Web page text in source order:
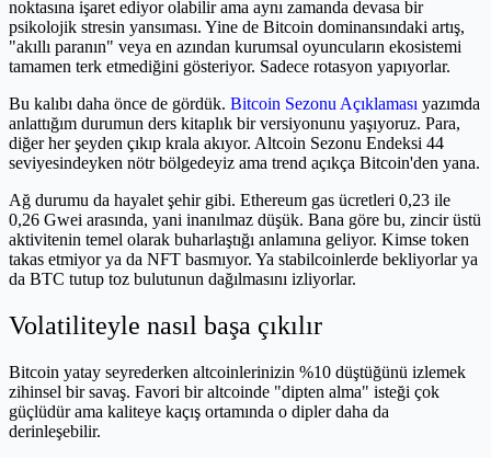
noktasına işaret ediyor olabilir ama aynı zamanda devasa bir
psikolojik stresin yansıması. Yine de Bitcoin dominansındaki artış,
"akıllı paranın" veya en azından kurumsal oyuncuların ekosistemi
tamamen terk etmediğini gösteriyor. Sadece rotasyon yapıyorlar.
Bu kalıbı daha önce de gördük. Bitcoin Sezonu Açıklaması yazımda
anlattığım durumun ders kitaplık bir versiyonunu yaşıyoruz. Para,
diğer her şeyden çıkıp krala akıyor. Altcoin Sezonu Endeksi 44
seviyesindeyken nötr bölgedeyiz ama trend açıkça Bitcoin'den yana.
Ağ durumu da hayalet şehir gibi. Ethereum gas ücretleri 0,23 ile
0,26 Gwei arasında, yani inanılmaz düşük. Bana göre bu, zincir üstü
aktivitenin temel olarak buharlaştığı anlamına geliyor. Kimse token
takas etmiyor ya da NFT basmıyor. Ya stabilcoinlerde bekliyorlar ya
da BTC tutup toz bulutunun dağılmasını izliyorlar.
Volatiliteyle nasıl başa çıkılır
Bitcoin yatay seyrederken altcoinlerinizin %10 düştüğünü izlemek
zihinsel bir savaş. Favori bir altcoinde "dipten alma" isteği çok
güçlüdür ama kaliteye kaçış ortamında o dipler daha da
derinleşebilir.